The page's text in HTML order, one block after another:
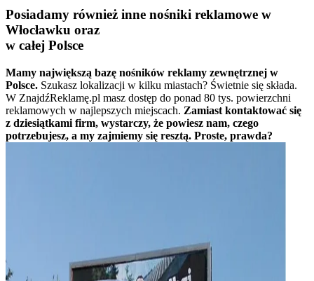
Posiadamy również inne nośniki reklamowe w
Włocławku oraz
w całej Polsce
Mamy największą bazę nośników reklamy zewnętrznej w
Polsce. Szukasz lokalizacji w kilku miastach? Świetnie się składa.
W ZnajdźReklamę.pl masz dostęp do ponad 80 tys. powierzchni
reklamowych w najlepszych miejscach. Zamiast kontaktować się
z dziesiątkami firm, wystarczy, że powiesz nam, czego
potrzebujesz, a my zajmiemy się resztą. Proste, prawda?